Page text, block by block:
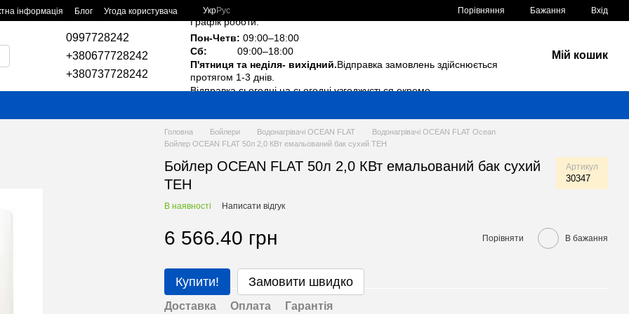
інформація Блог Угода користувача УкрРус Порівняння Бажання Вхід
0997728242
+380677728242
+380737728242
Графік роботи:
Пон-Четв: 09:00–18:00
Сб:
09:00–18:00
П'ятниця та неділя- вихідний.Відправка замовлень здійснюється
протягом 1-3 днів.
Відправка сьогодні на сьогодні узгоджується окремо.
Мій кошик
Головна Бойлери Водонагрівачі OCEAN FLAT
Водонагрівачі OCEAN FLAT Ocean
Бойлер OCEAN FLAT 50л 2,0 КВт емальований бак сухий ТЕН
Бойлер OCEAN FLAT 50л 2,0 КВт емальований бак сухий
ТЕН
Артикул
30347
В наявності Написати відгук
6 566.40 грн Порівняти В бажання
Купити! Замовити швидко
Доставка Оплата Гарантія